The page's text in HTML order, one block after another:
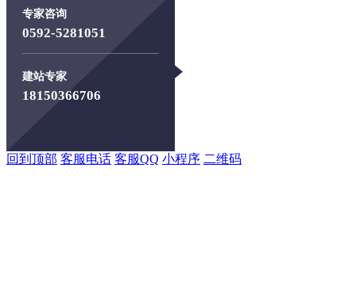
专家咨询
0592-5281051
建站专家
18150366706
回到顶部 客服电话 客服QQ 小程序 二维码